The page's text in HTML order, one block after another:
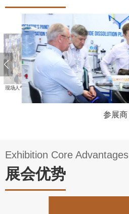
现场人气 精装展台
参展商
Exhibition Core Advantages
展会优势
个参
与。